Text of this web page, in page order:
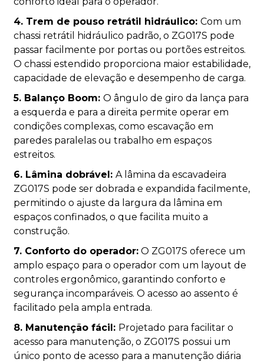
4. Trem de pouso retrátil hidráulico: Com um
chassi retrátil hidráulico padrão, o ZG017S pode
passar facilmente por portas ou portões estreitos.
O chassi estendido proporciona maior estabilidade,
capacidade de elevação e desempenho de carga.
5. Balanço Boom: O ângulo de giro da lança para
a esquerda e para a direita permite operar em
condições complexas, como escavação em
paredes paralelas ou trabalho em espaços
estreitos.
6. Lâmina dobrável: A lâmina da escavadeira
ZG017S pode ser dobrada e expandida facilmente,
permitindo o ajuste da largura da lâmina em
espaços confinados, o que facilita muito a
construção.
7. Conforto do operador:O ZG017S oferece um
amplo espaço para o operador com um layout de
controles ergonômico, garantindo conforto e
segurança incomparáveis. O acesso ao assento é
facilitado pela ampla entrada.
8. Manutenção fácil: Projetado para facilitar o
acesso para manutenção, o ZG017S possui um
único ponto de acesso para a manutenção diária